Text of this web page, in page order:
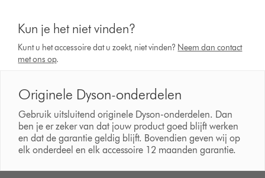
Kun je het niet vinden?
Kunt u het accessoire dat u zoekt, niet vinden? Neem dan contact
met ons op.
Originele Dyson-onderdelen
Gebruik uitsluitend originele Dyson-onderdelen. Dan
ben je er zeker van dat jouw product goed blijft werken
en dat de garantie geldig blijft. Bovendien geven wij op
elk onderdeel en elk accessoire 12 maanden garantie.